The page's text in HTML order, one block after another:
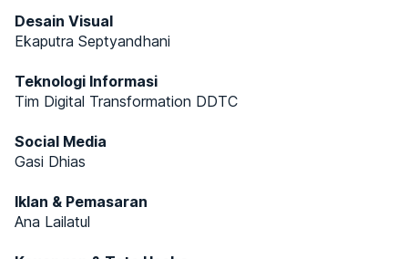
Desain Visual
Ekaputra Septyandhani
Teknologi Informasi
Tim Digital Transformation DDTC
Social Media
Gasi Dhias
Iklan & Pemasaran
Ana Lailatul